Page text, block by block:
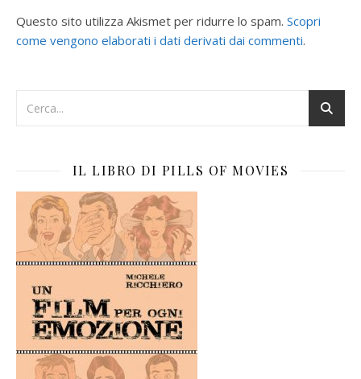
Questo sito utilizza Akismet per ridurre lo spam. Scopri
come vengono elaborati i dati derivati dai commenti.
IL LIBRO DI PILLS OF MOVIES